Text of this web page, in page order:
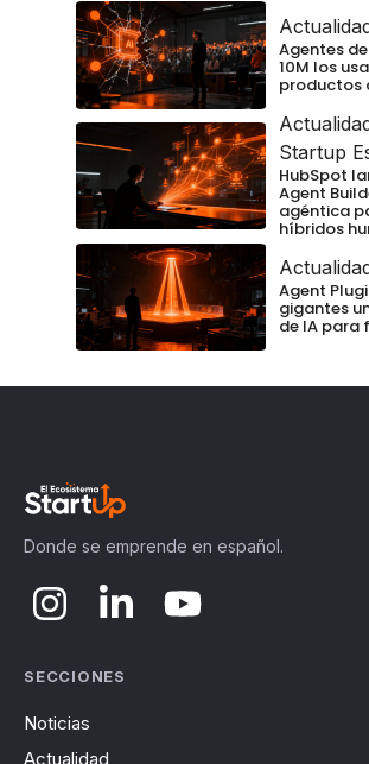
Agentes
10M los
productos
Startup
HubSpot
Agent
agéntica
híbridos
Agent
gigantes
de IA para
Donde se emprende en español.
SECCIONES
Noticias
Actualidad